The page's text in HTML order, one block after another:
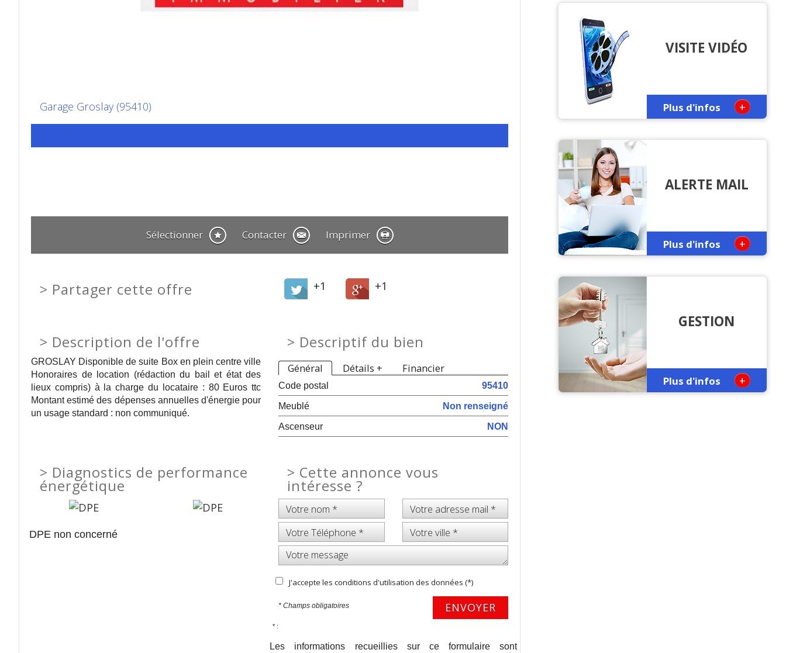
Garage Groslay (95410)
Sélectionner Contacter Imprimer
Partager cette offre +1 +1
> Description de l'offre
GROSLAY Disponible de suite Box en plein centre ville
Honoraires de location (rédaction du bail et état des
lieux compris) à la charge du locataire : 80 Euros ttc
Montant estimé des dépenses annuelles d'énergie pour
un usage standard : non communiqué.
> Descriptif du bien
Général Détails + Financier
Code postal
95410
Meublé
Non renseigné
Ascenseur
NON
> Diagnostics de performance
énergétique
DPE non concerné
> Cette annonce vous
intéresse ?
J'accepte les conditions d'utilisation des données (*)
* Champs obligatoires ENVOYER
* :
Les informations recueillies sur ce formulaire sont
VISITE VIDÉO
Plus d'infos +
ALERTE MAIL
Plus d'infos +
GESTION
Plus d'infos +